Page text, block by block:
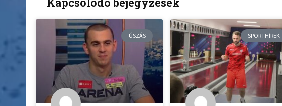
ÚSZÁS SPORTHÍREK